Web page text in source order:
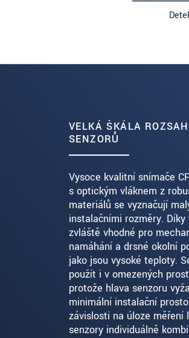
VELKÁ ŠKÁLA
SENZORŮ
Vysoce kvalitní snímače
s optickým vláknem z
materiálů se vyznačují
instalačními rozměry.
zvláště vhodné pro
namáhání a drsné okolní
jako jsou vysoké teploty.
použít i v omezených
protože hlava senzoru
minimální instalační
závislosti na úloze měření
senzory individuálně